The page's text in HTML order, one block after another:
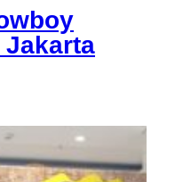
Jakarta